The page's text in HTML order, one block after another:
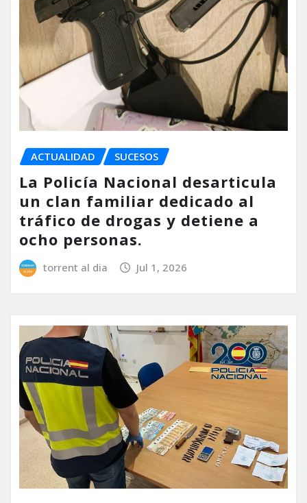
ACTUALIDAD SUCESOS
La Policía Nacional desarticula
un clan familiar dedicado al
tráfico de drogas y detiene a
ocho personas.
torrent al dia Jul 1, 2026